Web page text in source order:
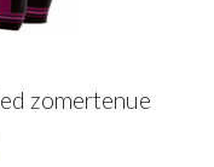
zomertenue